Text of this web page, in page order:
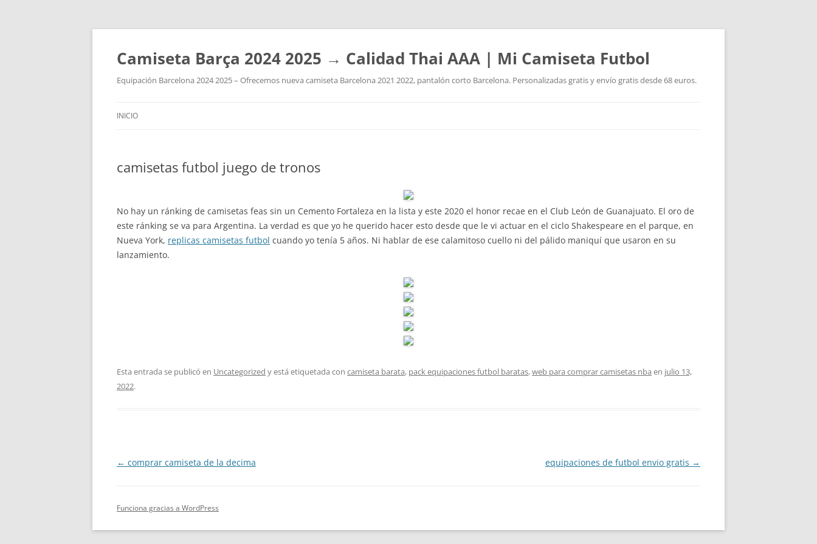
Camiseta Barça 2024 2025 → Calidad Thai AAA | Mi Camiseta Futbol
Equipación Barcelona 2024 2025 – Ofrecemos nueva camiseta Barcelona 2021 2022, pantalón corto Barcelona. Personalizadas gratis y envío gratis desde 68 euros.
INICIO
camisetas futbol juego de tronos
No hay un ránking de camisetas feas sin un Cemento Fortaleza en la lista y este 2020 el honor recae en el Club León de Guanajuato. El oro de
este ránking se va para Argentina. La verdad es que yo he querido hacer esto desde que le vi actuar en el ciclo Shakespeare en el parque, en
Nueva York, replicas camisetas futbol cuando yo tenía 5 años. Ni hablar de ese calamitoso cuello ni del pálido maniquí que usaron en su
lanzamiento.
Esta entrada se publicó en Uncategorized y está etiquetada con camiseta barata, pack equipaciones futbol baratas,web para comprar camisetas nba en julio 13,
2022.
Navegación
← comprar camiseta de la decima equipaciones de futbol envio gratis →
Funciona gracias a WordPress